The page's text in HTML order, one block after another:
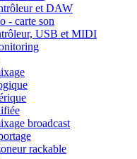
et DAW
- carte son
USB et MIDI
broadcast
rackable